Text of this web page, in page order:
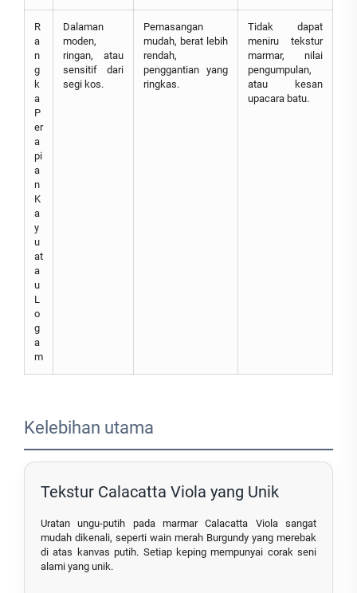
R
a
n
g
k
a
P
er
a
pi
a
n
K
a
y
u
at
a
u
L
o
g
a
m
Dalaman
moden,
ringan, atau
sensitif dari
segi kos.
Pemasangan
mudah, berat lebih
rendah,
penggantian yang
ringkas.
Tidak dapat
meniru tekstur
marmar, nilai
pengumpulan,
atau kesan
upacara batu.
Kelebihan utama
Tekstur Calacatta Viola yang Unik
Uratan ungu-putih pada marmar Calacatta Viola sangat
mudah dikenali, seperti wain merah Burgundy yang merebak
di atas kanvas putih. Setiap keping mempunyai corak seni
alami yang unik.